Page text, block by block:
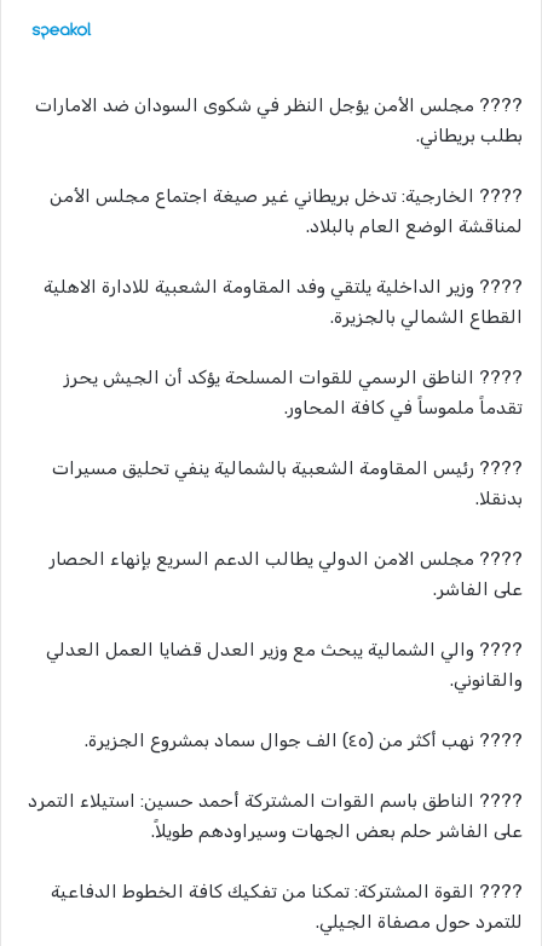
???? مجلس الأمن يؤجل النظر في شكوى السودان ضد الامارات
بطلب بريطاني.
???? الخارجية: تدخل بريطاني غير صيغة اجتماع مجلس الأمن
لمناقشة الوضع العام بالبلاد.
???? وزير الداخلية يلتقي وفد المقاومة الشعبية للادارة الاهلية
القطاع الشمالي بالجزيرة.
???? الناطق الرسمي للقوات المسلحة يؤكد أن الجيش يحرز
تقدماً ملموساً في كافة المحاور.
???? رئيس المقاومة الشعبية بالشمالية ينفي تحليق مسيرات
بدنقلا.
???? مجلس الامن الدولي يطالب الدعم السريع بإنهاء الحصار
على الفاشر.
???? والي الشمالية يبحث مع وزير العدل قضايا العمل العدلي
والقانوني.
???? نهب أكثر من (٤٥) الف جوال سماد بمشروع الجزيرة.
???? الناطق باسم القوات المشتركة أحمد حسين: استيلاء التمرد
على الفاشر حلم بعض الجهات وسيراودهم طويلاً.
???? القوة المشتركة: تمكنا من تفكيك كافة الخطوط الدفاعية
للتمرد حول مصفاة الجيلي.